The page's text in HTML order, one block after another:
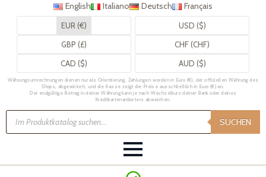
English Italiano Deutsch Français
EUR (€)
USD ($)
GBP (£)
CHF (CHF)
CAD ($)
AUD ($)
Währungsumrechnungen dienen nur als Orientierung. Zahlungen werden in Euro (€), der offiziellen Währung des
Shops, abgewickelt, und die Kasse zeigt die Preise ausschließlich in Euro (€) an.
Der endgültige Betrag in deiner Währung kann je nach Wechselkurs deiner Bank oder deines
Kreditkartenanbieters abweichen.
Products
search SUCHEN